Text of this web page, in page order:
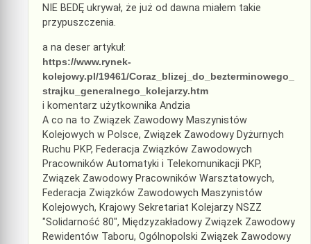
NIE BEDĘ ukrywał, że już od dawna miałem takie
przypuszczenia.
a na deser artykuł:
https://www.rynek-
kolejowy.pl/19461/Coraz_blizej_do_bezterminowego_
strajku_generalnego_kolejarzy.htm
i komentarz użytkownika Andzia
A co na to Związek Zawodowy Maszynistów
Kolejowych w Polsce, Związek Zawodowy Dyżurnych
Ruchu PKP, Federacja Związków Zawodowych
Pracowników Automatyki i Telekomunikacji PKP,
Związek Zawodowy Pracowników Warsztatowych,
Federacja Związków Zawodowych Maszynistów
Kolejowych, Krajowy Sekretariat Kolejarzy NSZZ
"Solidarność 80", Międzyzakładowy Związek Zawodowy
Rewidentów Taboru, Ogólnopolski Związek Zawodowy